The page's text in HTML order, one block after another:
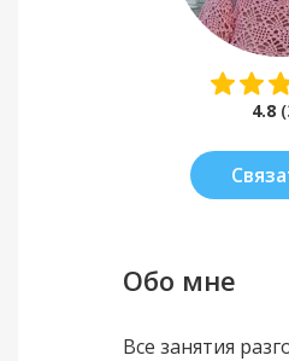
4.8
Обо мне
Все занятия